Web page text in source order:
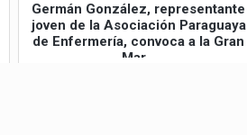
Germán González, representante
joven de la Asociación Paraguaya
de Enfermería, convoca a la Gran
Mar...